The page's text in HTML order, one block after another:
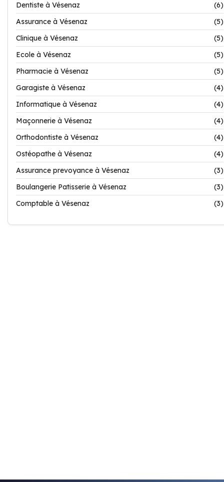
Dentiste à Vésenaz
(6)
Assurance à Vésenaz
(5)
Clinique à Vésenaz
(5)
Ecole à Vésenaz
(5)
Pharmacie à Vésenaz
(5)
Garagiste à Vésenaz
(4)
Informatique à Vésenaz
(4)
Maçonnerie à Vésenaz
(4)
Orthodontiste à Vésenaz
(4)
Ostéopathe à Vésenaz
(4)
Assurance prevoyance à Vésenaz
(3)
Boulangerie Patisserie à Vésenaz
(3)
Comptable à Vésenaz
(3)